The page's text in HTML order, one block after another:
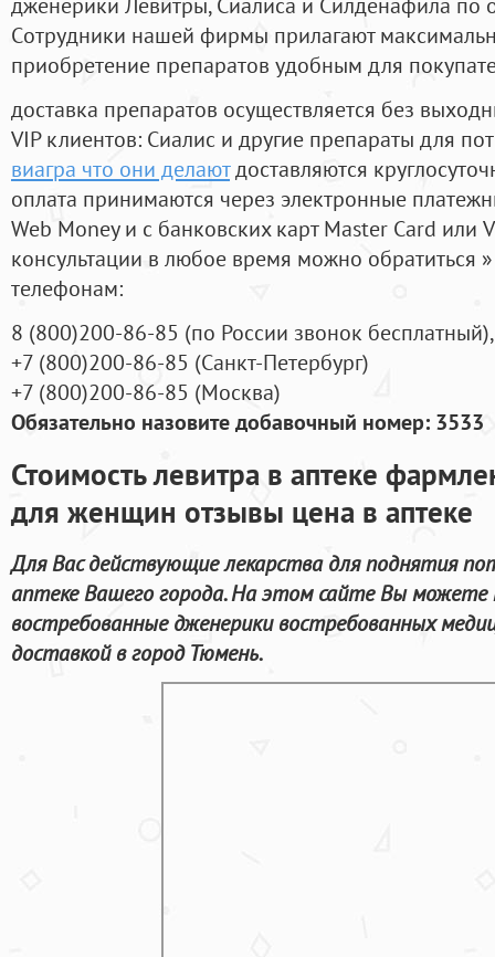
Cотрудники нашей фирмы прилагают
приобретение препаратов удобным для
доставка препаратов осуществляется без
VIP клиентов: Сиалис и другие препараты для
виагра что они делаютдоставляются
оплата принимаются через электронные
Web Money и с банковских карт Master Card или
консультации в любое время можно обратиться
телефонам:
8 (800)200-86-85 (по России звонок бесплатный),
+7 (800)200-86-85 (Санкт-Петербург)
+7 (800)200-86-85 (Москва)
Обязательно назовите добавочный номер: 3533
Стоимость левитра в аптеке
для женщин отзывы цена в аптеке
Для Вас действующие лекарства для поднятия
аптеке Вашего города. На этом сайте Вы можете
востребованные дженерики востребованных
доставкой в город Тюмень.